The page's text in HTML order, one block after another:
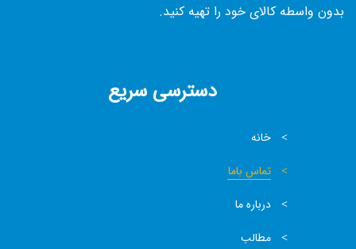
بدون واسطه کالای خود را تهیه کنید.
دسترسی سریع
خانه
تماس باما
درباره ما
مطالب